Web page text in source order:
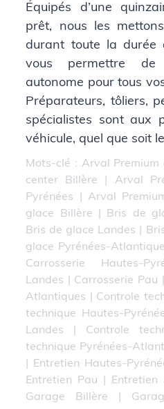
Équipés d’une
prêt, nous les
durant toute la
vous permettre de
autonome pour tous
Préparateurs, tôliers,
spécialistes sont aux
véhicule, quel que soit
Mots-clé : Arval Premium
center Billère | Arval
Pyrénées | Arval
glace Billère | Bris de
Bris de glace Landes |
glace Pyrénées-
Carrosserie Hautes-
Landes | Carrosserie Pau |
Atlantiques | Controle
technique Hautes-
Landes | Controle
technique Pyrénées-
| Entretien Hautes-
Entretien Pau | Entretien
Garage Billère |